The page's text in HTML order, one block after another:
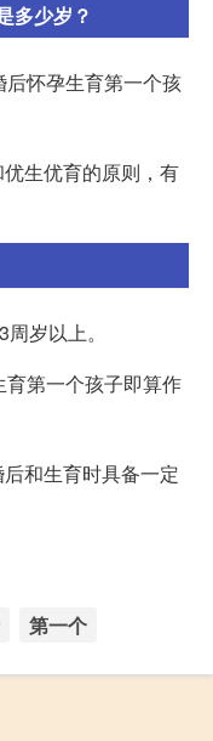
多少岁？
怀孕生育第一个孩
生优育的原则，有
岁以上。
第一个孩子即算作
和生育时具备一定
第一个